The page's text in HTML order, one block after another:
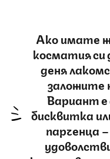
Ако имате
косматия си
деня
заложите
Вариант е
бисквитка
парченца